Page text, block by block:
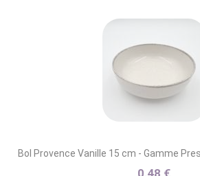
Bol Provence Vanille 15 cm - Gamme
0,48 €